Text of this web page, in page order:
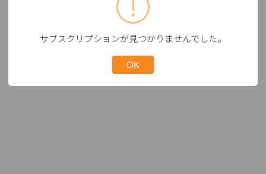
サブスクリプションが見つかりませんでした。
OK